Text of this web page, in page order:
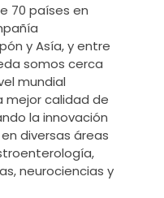
70 países en
y Asía, y entre
somos cerca
mundial
mejor calidad de
la innovación
diversas áreas
neurociencias y